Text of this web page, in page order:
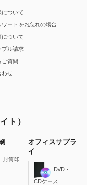
について
ワードをお忘れの場合
について
プル請求
ご質問
わせ
ト）
封筒印
オフィスサプラ
イ
DVD・
CDケース